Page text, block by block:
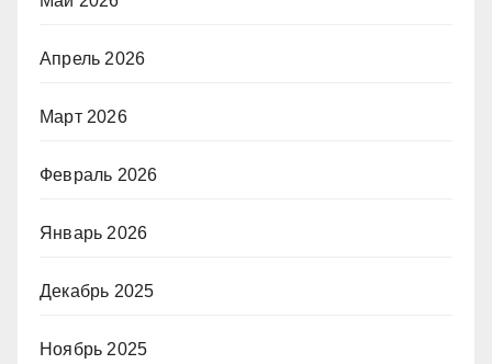
Апрель 2026
Март 2026
Февраль 2026
Январь 2026
Декабрь 2025
Ноябрь 2025